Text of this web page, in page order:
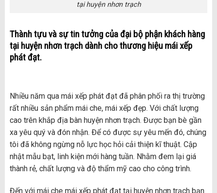
tại huyện nhơn trạch
Thành tựu và sự tin tưởng của đại bộ phận khách hàng
tại huyện nhơn trạch dành cho thương hiệu mái xếp
phát đạt.
Nhiều năm qua mái xếp phát đạt đã phân phối ra thị trường
rất nhiều sản phẩm mái che, mái xếp đẹp. Với chất lượng
cao trên khắp địa bàn huyện nhơn trạch. Được bạn bè gần
xa yêu quý và đón nhận. Để có được sự yêu mến đó, chúng
tôi đã không ngừng nỗ lực học hỏi cải thiện kĩ thuật. Cập
nhật mẫu bạt, linh kiện mới hàng tuần. Nhằm đem lại giá
thành rẻ, chất lượng và độ thẩm mỹ cao cho công trình.
Đến với mái che mái xếp phát đạt tại huyện nhơn trạch bạn